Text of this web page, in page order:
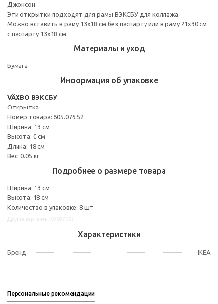
Джонсон.
Эти открытки подходят для рамы ВЭКСБУ для коллажа.
Можно вставить в раму 13x18 см без паспарту или в раму 21x30 см
с паспарту 13x18 см.
Материалы и уход
Бумага
Информация об упаковке
VÄXBO ВЭКСБУ
Открытка
Номер товара: 605.076.52
Ширина: 13 см
Высота: 0 см
Длина: 18 см
Вес: 0.05 кг
Подробнее о размере товара
Ширина: 13 см
Высота: 18 см
Количество в упаковке: 8 шт
Характеристики
Бренд IKEA
Персональные рекомендации